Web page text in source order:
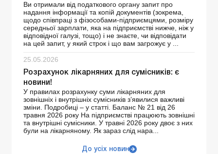
Ви отримали від податкового органу запит про
надання інформації та копій документів (зокрема,
щодо співпраці з фізособами-підприємцями, розміру
середньої зарплати, яка на підприємстві нижче, ніж у
відповідної галузі, тощо) і не знаєте, чи відповідати
на цей запит, у який строк і що вам загрожує у ...
25.05.2026
Розрахунок лікарняних для сумісників: є
новини!
У правилах розрахунку суми лікарняних для
зовнішніх і внутрішніх сумісників з’явилися важливі
зміни. Подробиці – у статті. Баланс № 21 від 26
травня 2026 року На підприємстві працюють зовнішні
та внутрішні сумісники. У травні 2026 року двоє з них
були на лікарняному. Як зараз слід нара...
До усіх новин